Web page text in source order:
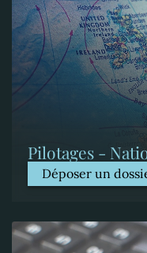
Pilotages -
Déposer un